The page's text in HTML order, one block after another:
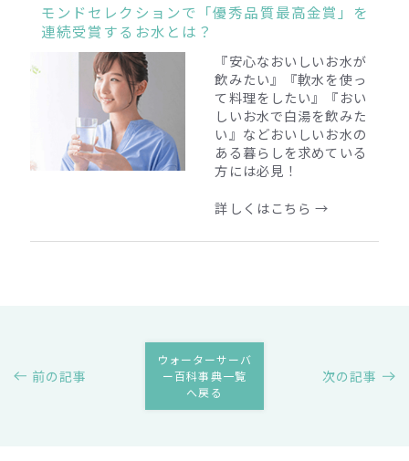
モンドセレクションで「優秀品質最高金賞」を
連続受賞するお水とは？
『安心なおいしいお水が
飲みたい』『軟水を使っ
て料理をしたい』『おい
しいお水で白湯を飲みた
い』 などおいしいお水の
ある暮らしを求めている
方には必見！
詳しくはこちら →
前の記事
ウォーターサーバ
ー百科事典一覧
へ戻る
次の記事